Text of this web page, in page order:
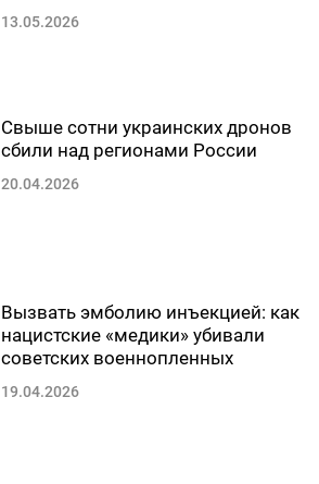
13.05.2026
Свыше сотни украинских дронов
сбили над регионами России
20.04.2026
Вызвать эмболию инъекцией: как
нацистские «медики» убивали
советских военнопленных
19.04.2026